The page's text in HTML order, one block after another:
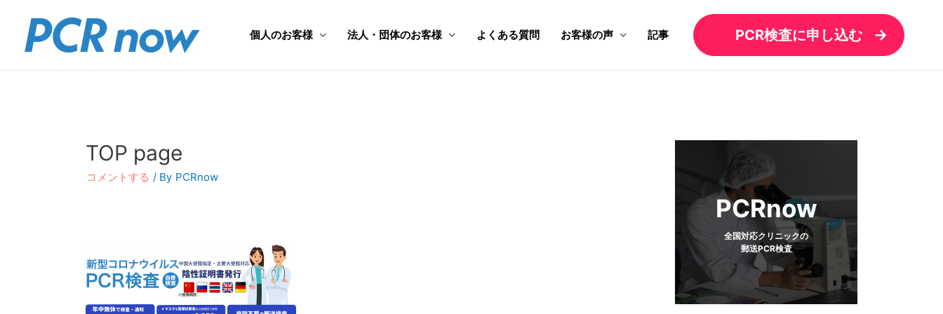
個人のお客様 法人・団体のお客様 よくある質問 お客様の声 記事 PCR検査に申し込む
TOP page
コメントする / By PCRnow
PCRnow
全国対応クリニックの
郵送PCR検査